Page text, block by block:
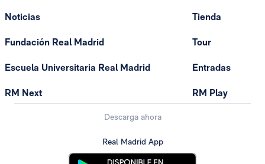
Noticias
Fundación Real Madrid
Escuela Universitaria Real Madrid
RM Next
Tienda
Tour
Entradas
RM Play
Descarga ahora
Real Madrid App